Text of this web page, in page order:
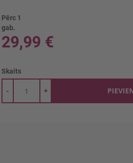
Pērc 1
gab.
29,99 €
Skaits
+
-